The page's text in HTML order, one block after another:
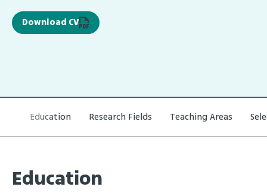
Download CV
Education Research Fields Teaching Areas
Education